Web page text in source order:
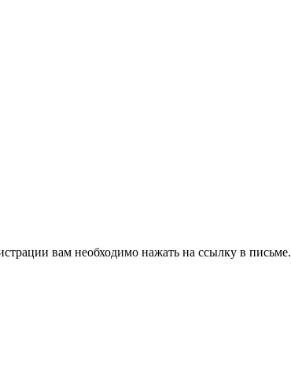
вам необходимо нажать на ссылку в письме.